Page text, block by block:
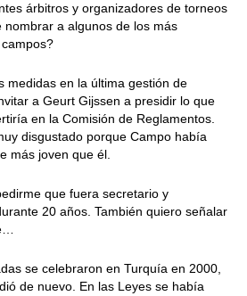
árbitros y organizadores de torneos
nombrar a algunos de los más
medidas en la última gestión de
a Geurt Gijssen a presidir lo que
en la Comisión de Reglamentos.
disgustado porque Campo había
más joven que él.
que fuera secretario y
20 años. También quiero señalar
se celebraron en Turquía en 2000,
de nuevo. En las Leyes se había